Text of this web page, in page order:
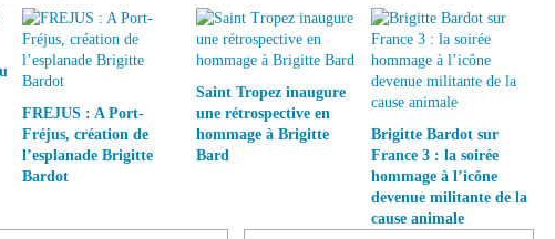
FREJUS : A Port-
Fréjus, création de
l’esplanade Brigitte
Bardot
Saint Tropez inaugure
une rétrospective en
hommage à Brigitte
Bard
Brigitte Bardot sur
France 3 : la soirée
hommage à l’icône
devenue militante de la
cause animale